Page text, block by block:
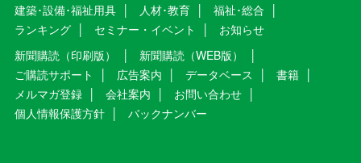
建築･設備･福祉用具
人材･教育
福祉･総合
ランキング
セミナー・イベント
お知らせ
新聞購読（印刷版）
新聞購読（WEB版）
ご購読サポート
広告案内 データベース
書籍
メルマガ登録
会社案内
お問い合わせ
個人情報保護方針
バックナンバー